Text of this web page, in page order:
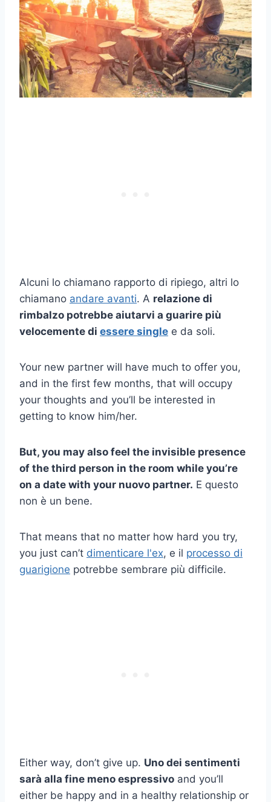
Alcuni lo chiamano rapporto di ripiego, altri lo
chiamano andare avanti. A relazione di
rimbalzo potrebbe aiutarvi a guarire più
velocemente di essere single e da soli.
Your new partner will have much to offer you,
and in the first few months, that will occupy
your thoughts and you’ll be interested in
getting to know him/her.
But, you may also feel the invisible presence
of the third person in the room while you’re
on a date with your nuovo partner. E questo
non è un bene.
That means that no matter how hard you try,
you just can’t dimenticare l'ex, e il processo di
guarigione potrebbe sembrare più difficile.
Either way, don’t give up. Uno dei sentimenti
sarà alla fine meno espressivo and you’ll
either be happy and in a healthy relationship or